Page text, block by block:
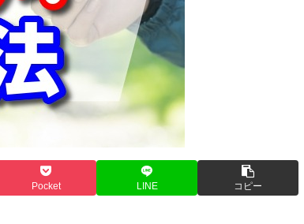
Pocket LINE コピー